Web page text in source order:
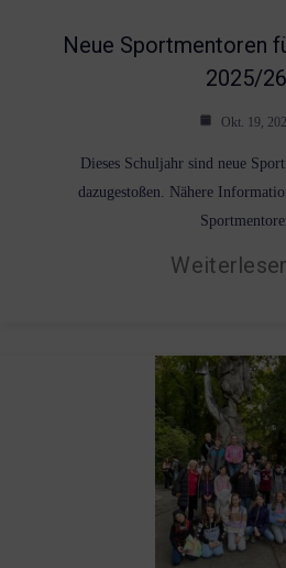
Neue Sportmentoren
2025/26
Okt. 19,
Dieses Schuljahr sind neue
dazugestoßen. Nähere